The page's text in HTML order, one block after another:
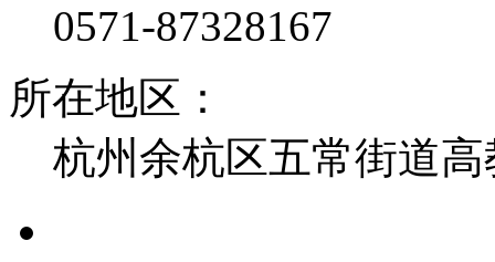
0571-87328167
所在地区：
杭州余杭区五常街道